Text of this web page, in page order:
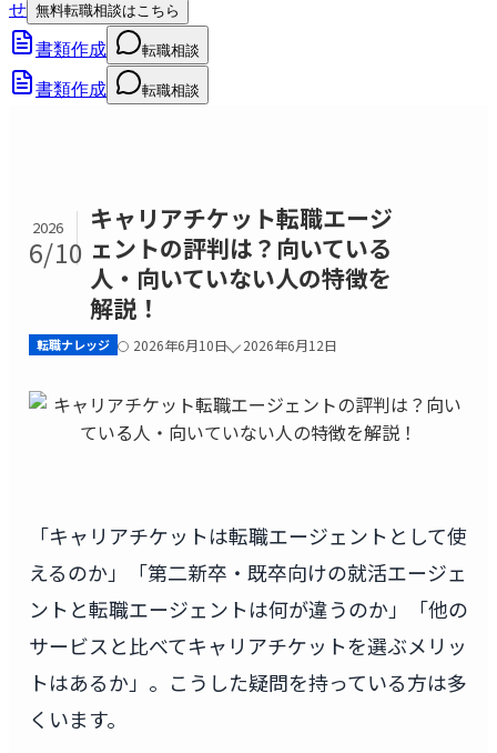
せ 無料転職相談はこちら
書類作成 転職相談
書類作成 転職相談
2026
6/10
キャリアチケット転職エージ
ェントの評判は？向いている
人・向いていない人の特徴を
解説！
転職ナレッジ 2026年6月10日 2026年6月12日
「キャリアチケットは転職エージェントとして使
えるのか」「第二新卒・既卒向けの就活エージェ
ントと転職エージェントは何が違うのか」「他の
サービスと比べてキャリアチケットを選ぶメリッ
トはあるか」。こうした疑問を持っている方は多
くいます。